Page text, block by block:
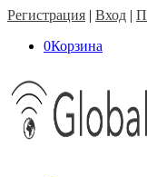
Регистрация | Вход |
0Корзина